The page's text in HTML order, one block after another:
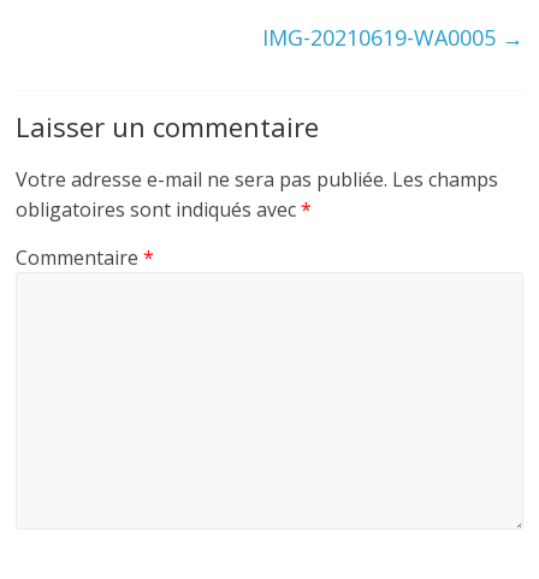
IMG-20210619-WA0005 →
Laisser un commentaire
Votre adresse e-mail ne sera pas publiée. Les champs
obligatoires sont indiqués avec*
Commentaire*